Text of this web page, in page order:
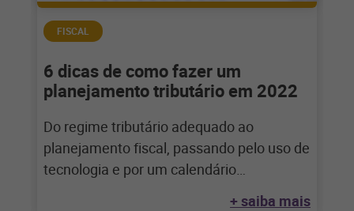
FISCAL
6 dicas de como fazer um
planejamento tributário em 2022
Do regime tributário adequado ao
planejamento fiscal, passando pelo uso de
tecnologia e por um calendário
+ saiba mais